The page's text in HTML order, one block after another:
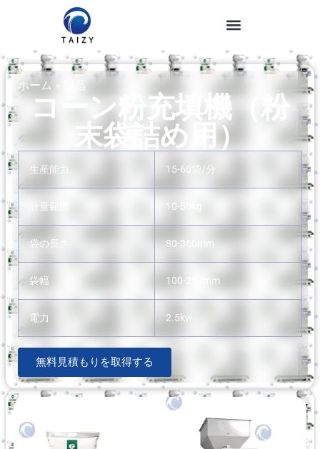
ホーム »
コーン粉充填機（粉
末袋詰め用）
生産能力 15-60袋/分
計量範囲 10-50kg
袋の長さ 80-360mm
袋幅 100-250mm
電力 2.5kw
無料見積もりを取得する